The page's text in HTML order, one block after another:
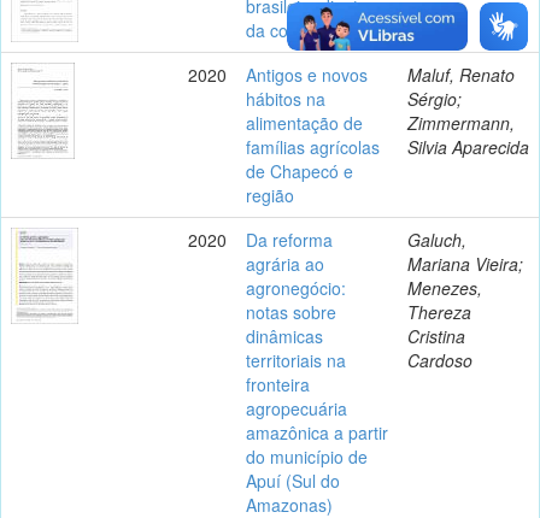
brasileira diante
da covid-19
2020
Antigos e novos
hábitos na
alimentação de
famílias agrícolas
de Chapecó e
região
Maluf, Renato
Sérgio;
Zimmermann,
Silvia Aparecida
2020
Da reforma
agrária ao
agronegócio:
notas sobre
dinâmicas
territoriais na
fronteira
agropecuária
amazônica a partir
do município de
Apuí (Sul do
Amazonas)
Galuch,
Mariana Vieira;
Menezes,
Thereza
Cristina
Cardoso